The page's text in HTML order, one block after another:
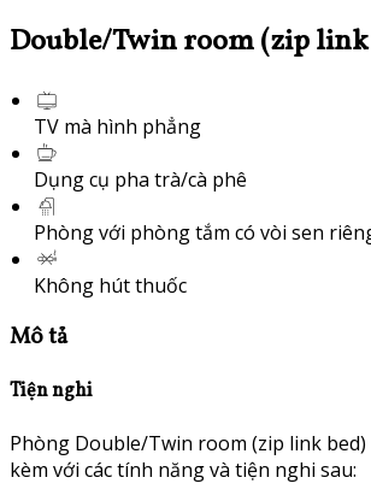
Double/Twin room (zip link
TV mà hình phẳng
Dụng cụ pha trà/cà phê
Phòng với phòng tắm có vòi sen
Không hút thuốc
Mô tả
Tiện nghi
Phòng Double/Twin room (zip link
kèm với các tính năng và tiện nghi sau: